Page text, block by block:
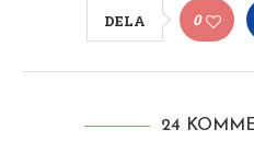
DELA 0
24